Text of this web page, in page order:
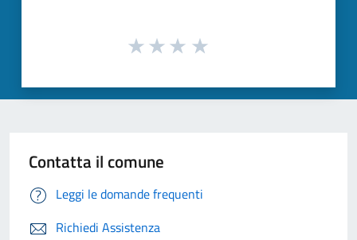
Contatta il comune
Leggi le domande frequenti
Richiedi Assistenza